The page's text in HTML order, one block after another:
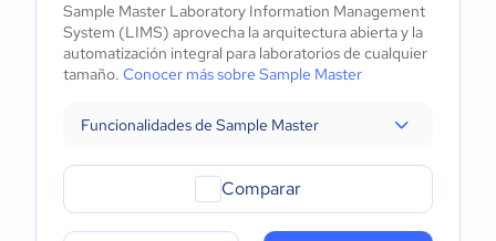
Sample Master Laboratory Information Management
System (LIMS) aprovecha la arquitectura abierta y la
automatización integral para laboratorios de cualquier
tamaño. Conocer más sobre Sample Master
Funcionalidades de Sample Master
Comparar